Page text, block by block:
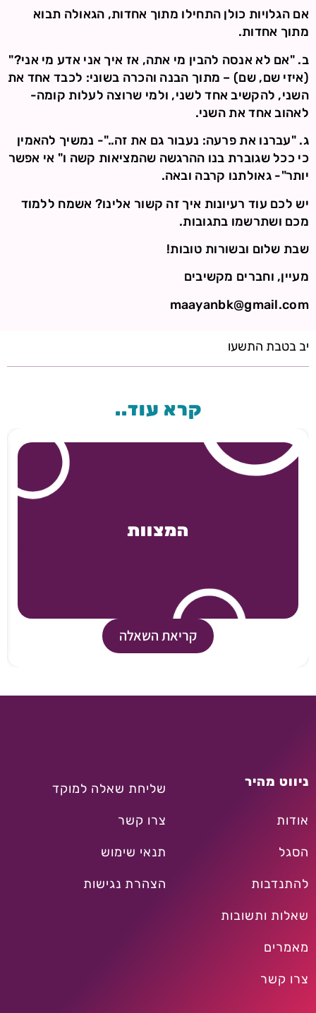
אם הגלויות כולן התחילו מתוך אחדות, הגאולה תבוא
מתוך אחדות.
ב. "אם לא אנסה להבין מי אתה, אז איך אני אדע מי אני?"
(איזי שם, שם) – מתוך הבנה והכרה בשוני: לכבד אחד את
השני, להקשיב אחד לשני, ולמי שרוצה לעלות קומה-
לאהוב אחד את השני.
ג. "עברנו את פרעה: נעבור גם את זה.."- נמשיך להאמין
כי ככל שגוברת בנו ההרגשה שהמציאות קשה ו" אי אפשר
יותר"- גאולתנו קרבה ובאה.
יש לכם עוד רעיונות איך זה קשור אלינו? אשמח ללמוד
מכם ושתרשמו בתגובות.
שבת שלום ובשורות טובות!
מעיין, וחברים מקשיבים
maayanbk@gmail.com
יב בטבת התשעו
קרא עוד..
המצוות
קריאת השאלה
ניווט מהיר
אודות
הסגל
להתנדבות
שאלות ותשובות
מאמרים
צרו קשר
שליחת שאלה למוקד
צרו קשר
תנאי שימוש
הצהרת נגישות